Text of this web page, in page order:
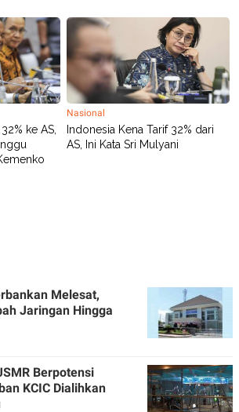
ke AS,
Nasional
Indonesia Kena Tarif 32% dari
AS, Ini Kata Sri Mulyani
Melesat,
Jaringan Hingga
Berpotensi
KCIC Dialihkan